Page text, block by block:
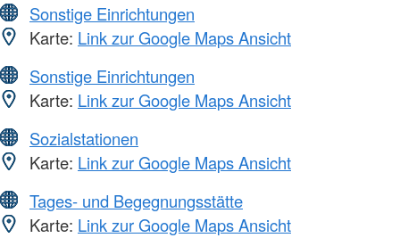
Sonstige Einrichtungen
Karte: Link zur Google Maps Ansicht
Sonstige Einrichtungen
Karte: Link zur Google Maps Ansicht
Sozialstationen
Karte: Link zur Google Maps Ansicht
Tages- und Begegnungsstätte
Karte: Link zur Google Maps Ansicht